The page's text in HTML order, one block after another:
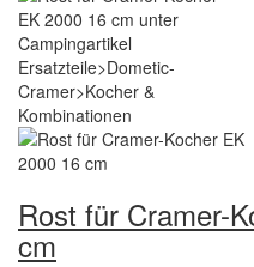
Rost für Cramer-
cm